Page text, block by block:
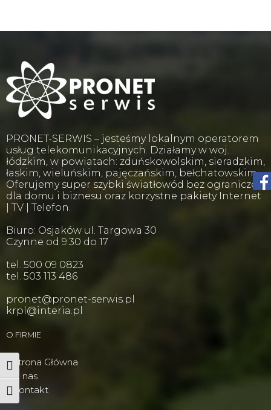
Wysoki kontrast
Powiększ tekst
PRONET-SERWIS – jesteśmy lokalnym operatorem
usług telekomunikacyjnych. Działamy w woj.
łódzkim, w powiatach: zduńskowolskim, sieradzkim,
łaskim, wieluńskim, pajęczańskim, bełchatowskim.
Oferujemy super szybki światłowód bez ograniczeń
dla domu i biznesu oraz korzystne pakiety Internet
| TV | Telefon.
Biuro: Osjaków ul. Targowa 30
Czynne od 9.30 do 17
tel. 500 09 0823
tel. 503 113 486
pronet@pronet-serwis.pl
krpl@interia.pl
O FIRMIE
Strona Główna
O nas
Kontakt